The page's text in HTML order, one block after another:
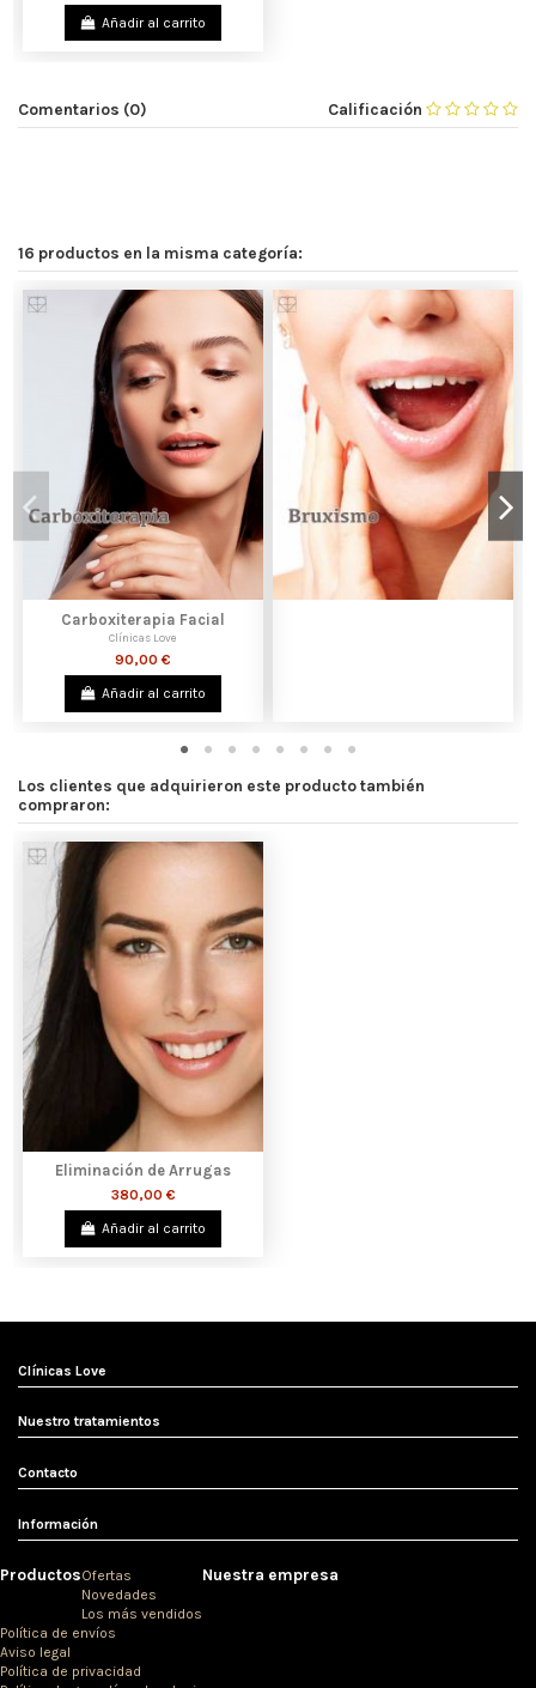
Añadir al carrito
Calificación
Comentarios (0)
16 productos en la misma categoría:
Carboxiterapia Facial
Clínicas Love
90,00 €
Añadir al carrito
Los clientes que adquirieron este producto también
compraron:
Eliminación de Arrugas
380,00 €
Añadir al carrito
Clínicas Love
Nuestro tratamientos
Contacto
Información
ProductosOfertas
Novedades
Los más vendidos
Nuestra empresa
Política de envíos
Aviso legal
Política de privacidad